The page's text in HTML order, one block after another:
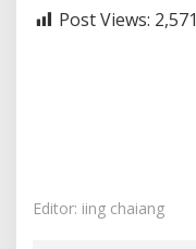
Post Views: 2,571
Editor: iing chaiang